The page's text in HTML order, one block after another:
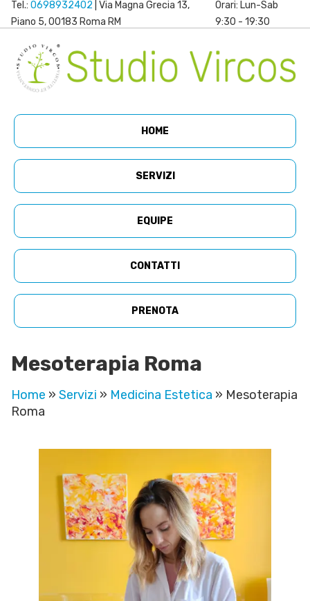
Tel.: 0698932402 | Via Magna Grecia 13,
Piano 5, 00183 Roma RM
Orari: Lun-Sab
9:30 - 19:30
HOME
SERVIZI
EQUIPE
CONTATTI
PRENOTA
Mesoterapia Roma
Home » Servizi » Medicina Estetica » Mesoterapia
Roma